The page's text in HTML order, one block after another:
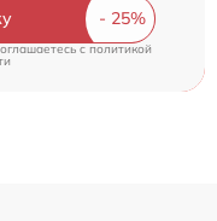
c политикой